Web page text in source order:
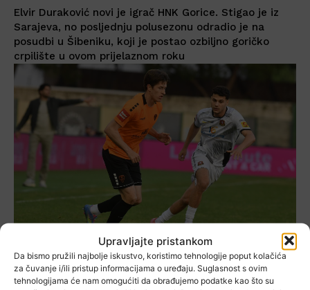
Upravljajte pristankom
Da bismo pružili najbolje iskustvo, koristimo tehnologije poput kolačića
za čuvanje i/ili pristup informacijama o uređaju. Suglasnost s ovim
tehnologijama će nam omogućiti da obrađujemo podatke kao što su
Elvir Duraković novi je igrač HNK Gorice. Stigao je iz
Sarajeva, no posljednju polusezonu odradio je na
posudbi u Šibeniku, koji je postao ozbiljno goričko
crpilište u ovom prijelaznom roku
Stiže još jedan bivši igrač